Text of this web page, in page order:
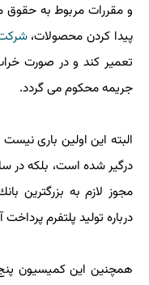
و مقررات مربوط به حقوق
پیدا كردن محصولات،
تعمیر كند و در صورت
جریمه محكوم می گردد.
البته این اولین باری
مجوز لازم به بزرگترین
درباره تولید پلتفرم پرداخت
همچنین این كمیسیون